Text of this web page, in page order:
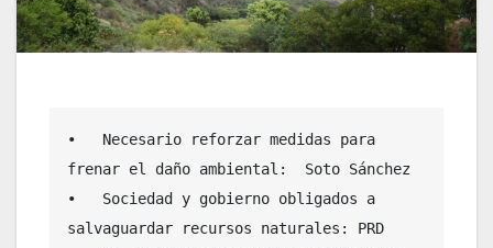
•   Necesario reforzar medidas para
frenar el daño ambiental:  Soto Sánchez
•   Sociedad y gobierno obligados a
salvaguardar recursos naturales: PRD